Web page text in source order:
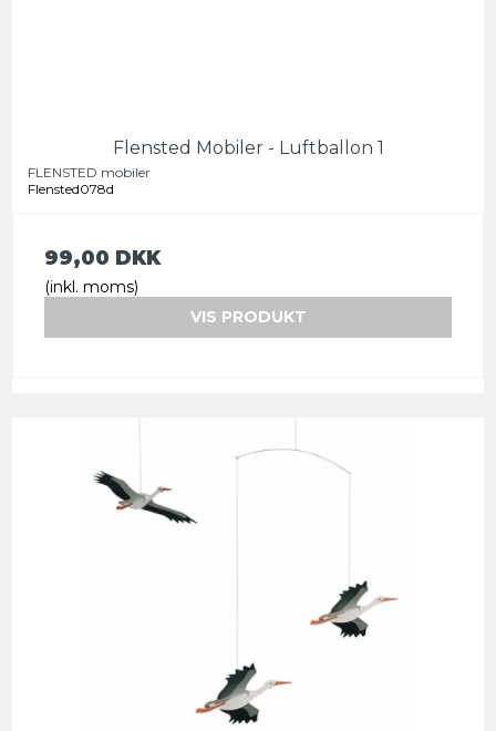
Flensted Mobiler - Luftballon 1
FLENSTED mobiler
Flensted078d
99,00 DKK
(inkl. moms)
VIS PRODUKT